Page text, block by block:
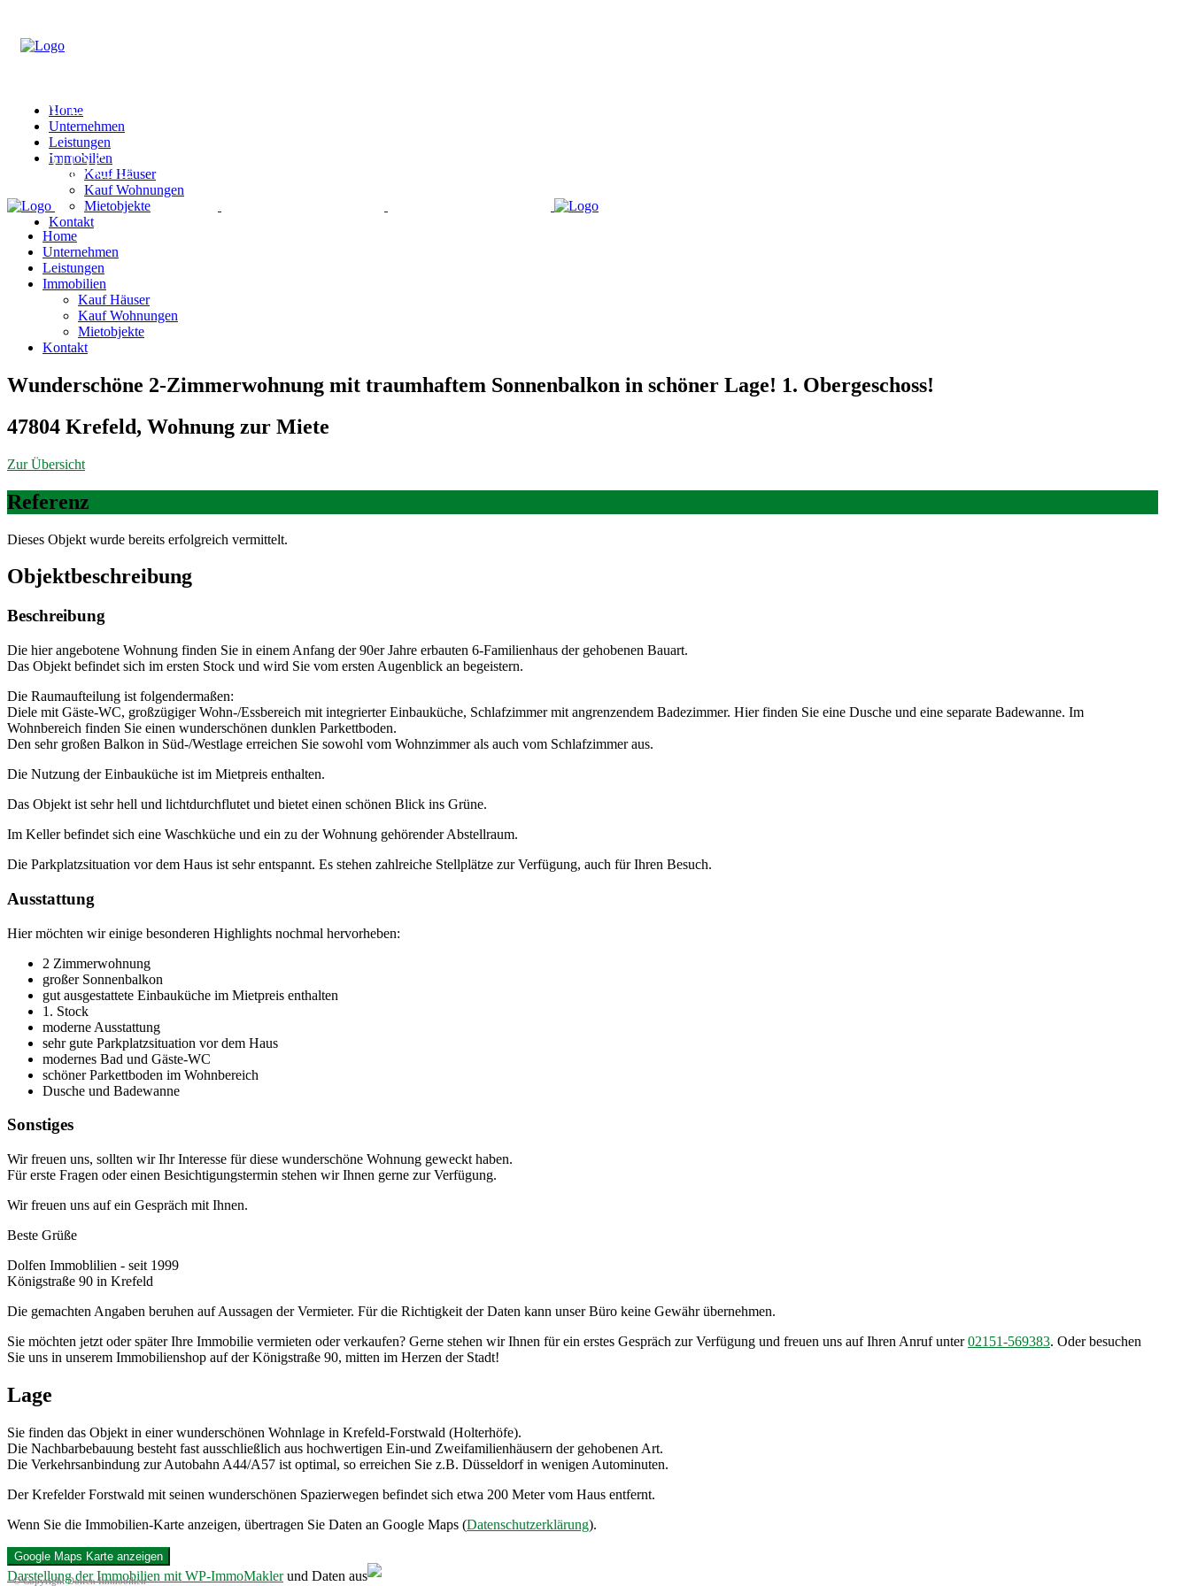
Home
Unternehmen
Leistungen
Immobilien
Kauf Häuser
Kauf Wohnungen
Mietobjekte
Kontakt
© Copyright Dolfen Immobilien
Home
Unternehmen
Leistungen
Immobilien
Kauf Häuser
Kauf Wohnungen
Mietobjekte
Kontakt
Wunderschöne 2-Zimmerwohnung mit traumhaftem Sonnenbalkon in schöner Lage! 1. Obergeschoss!
47804 Krefeld, Wohnung zur Miete
Zur Übersicht
Referenz
Dieses Objekt wurde bereits erfolgreich vermittelt.
Objekt­beschreibung
Beschreibung
Die hier angebotene Wohnung finden Sie in einem Anfang der 90er Jahre erbauten 6-Familienhaus der gehobenen Bauart.
Das Objekt befindet sich im ersten Stock und wird Sie vom ersten Augenblick an begeistern.
Die Raumaufteilung ist folgendermaßen:
Diele mit Gäste-WC, großzügiger Wohn-/Essbereich mit integrierter Einbauküche, Schlafzimmer mit angrenzendem Badezimmer. Hier finden Sie eine Dusche und eine separate Badewanne. Im
Wohnbereich finden Sie einen wunderschönen dunklen Parkettboden.
Den sehr großen Balkon in Süd-/Westlage erreichen Sie sowohl vom Wohnzimmer als auch vom Schlafzimmer aus.
Die Nutzung der Einbauküche ist im Mietpreis enthalten.
Das Objekt ist sehr hell und lichtdurchflutet und bietet einen schönen Blick ins Grüne.
Im Keller befindet sich eine Waschküche und ein zu der Wohnung gehörender Abstellraum.
Die Parkplatzsituation vor dem Haus ist sehr entspannt. Es stehen zahlreiche Stellplätze zur Verfügung, auch für Ihren Besuch.
Ausstattung
Hier möchten wir einige besonderen Highlights nochmal hervorheben:
2 Zimmerwohnung
großer Sonnenbalkon
gut ausgestattete Einbauküche im Mietpreis enthalten
1. Stock
moderne Ausstattung
sehr gute Parkplatzsituation vor dem Haus
modernes Bad und Gäste-WC
schöner Parkettboden im Wohnbereich
Dusche und Badewanne
Sonstiges
Wir freuen uns, sollten wir Ihr Interesse für diese wunderschöne Wohnung geweckt haben.
Für erste Fragen oder einen Besichtigungstermin stehen wir Ihnen gerne zur Verfügung.
Wir freuen uns auf ein Gespräch mit Ihnen.
Beste Grüße
Dolfen Immoblilien - seit 1999
Königstraße 90 in Krefeld
Die gemachten Angaben beruhen auf Aussagen der Vermieter. Für die Richtigkeit der Daten kann unser Büro keine Gewähr übernehmen.
Sie möchten jetzt oder später Ihre Immobilie vermieten oder verkaufen? Gerne stehen wir Ihnen für ein erstes Gespräch zur Verfügung und freuen uns auf Ihren Anruf unter02151-569383. Oder besuchen
Sie uns in unserem Immobilienshop auf der Königstraße 90, mitten im Herzen der Stadt!
Lage
Sie finden das Objekt in einer wunderschönen Wohnlage in Krefeld-Forstwald (Holterhöfe).
Die Nachbarbebauung besteht fast ausschließlich aus hochwertigen Ein-und Zweifamilienhäusern der gehobenen Art.
Die Verkehrsanbindung zur Autobahn A44/A57 ist optimal, so erreichen Sie z.B. Düsseldorf in wenigen Autominuten.
Der Krefelder Forstwald mit seinen wunderschönen Spazierwegen befindet sich etwa 200 Meter vom Haus entfernt.
Wenn Sie die Immobilien-Karte anzeigen, übertragen Sie Daten an Google Maps (Datenschutzerklärung).
Google Maps Karte anzeigen
Darstellung der Immobilien mit WP-ImmoMaklerund Daten aus